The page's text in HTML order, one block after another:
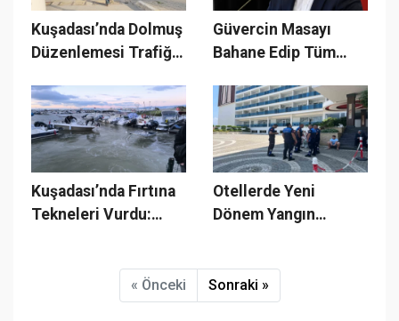
Kuşadası’nda Dolmuş
Düzenlemesi Trafiği
Yoğunluğu mu
Artırdı?
Güvercin Masayı
Bahane Edip Tüm
Kuşadası’nda Fırtına
Tekneleri Vurdu:
Otellerde Yeni
Dönem Yangın
Raporu, Yoksa Kilit!
« Önceki Sonraki »